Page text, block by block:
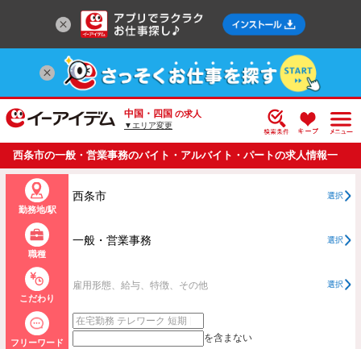
中国・四国 の求人
▼エリア変更
西条市の一般・営業事務のバイト・アルバイト・パートの求人情報一
覧
勤務地/駅
西条市 選択
職種
一般・営業事務 選択
こだわり
雇用形態、給与、特徴、その他 選択
フリーワード を含まない